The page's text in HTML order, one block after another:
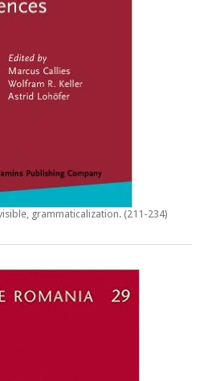
grammaticalization. (211-234)